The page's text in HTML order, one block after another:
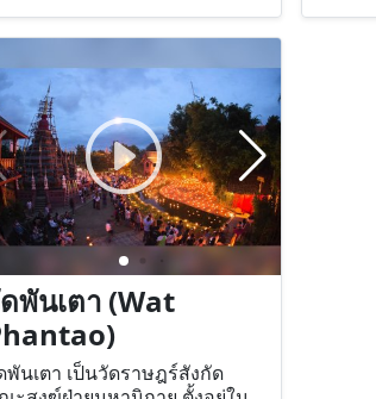
พันเตา (Wat
พันเตา เป็นวัดราษฎร์สังกัด